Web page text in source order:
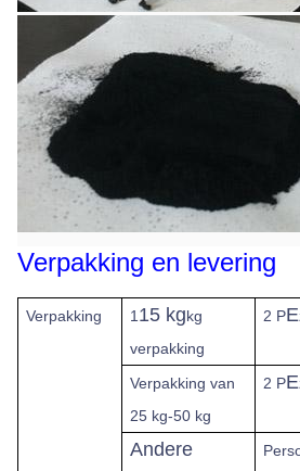
Verpakking en levering
Verpakking 1 15 kgkg
verpakking
2 PE
Verpakking van
25 kg-50 kg
2 PE
Andere